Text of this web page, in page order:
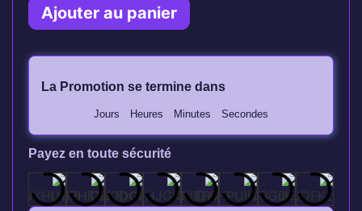
Ajouter au panier
La Promotion se termine dans
Jours Heures Minutes Secondes
Payez en toute sécurité